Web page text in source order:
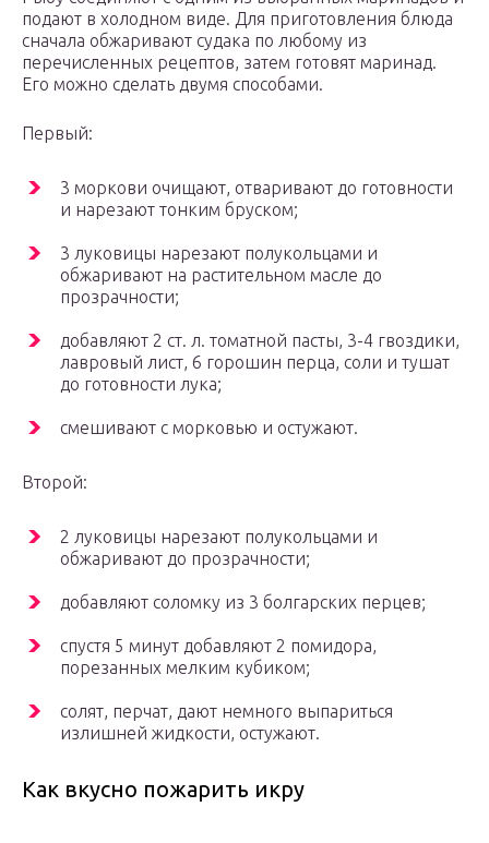
подают в холодном виде. Для приготовления блюда
сначала обжаривают судака по любому из
перечисленных рецептов, затем готовят маринад.
Его можно сделать двумя способами.
Первый:
3 моркови очищают, отваривают до готовности
и нарезают тонким бруском;
3 луковицы нарезают полукольцами и
обжаривают на растительном масле до
прозрачности;
добавляют 2 ст. л. томатной пасты, 3-4 гвоздики,
лавровый лист, 6 горошин перца, соли и тушат
до готовности лука;
смешивают с морковью и остужают.
Второй:
2 луковицы нарезают полукольцами и
обжаривают до прозрачности;
добавляют соломку из 3 болгарских перцев;
спустя 5 минут добавляют 2 помидора,
порезанных мелким кубиком;
солят, перчат, дают немного выпариться
излишней жидкости, остужают.
Как вкусно пожарить икру